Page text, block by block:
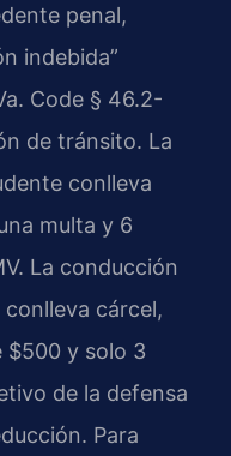
penal,
indebida”
Code § 46.2-
de tránsito. La
conlleva
multa y 6
La conducción
cárcel,
$500 y solo 3
de la defensa
Para